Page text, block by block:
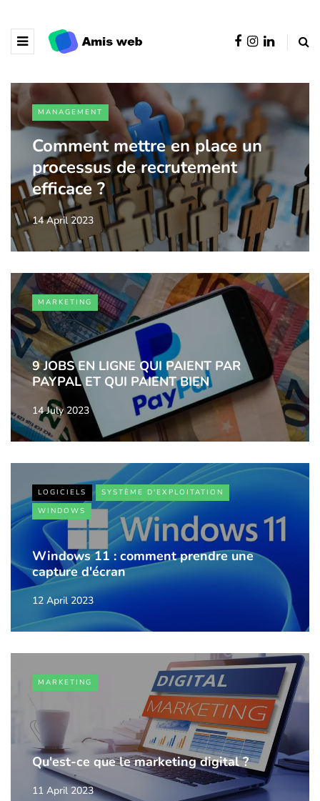
MANAGEMENT
Comment mettre en place un
processus de recrutement
efficace ?
14 April 2023
MARKETING
9 JOBS EN LIGNE QUI PAIENT PAR
PAYPAL ET QUI PAIENT BIEN
14 July 2023
LOGICIELS
SYSTÈME D'EXPLOITATION
WINDOWS
Windows 11 : comment prendre une
capture d'écran
12 April 2023
MARKETING
Qu'est-ce que le marketing digital ?
11 April 2023